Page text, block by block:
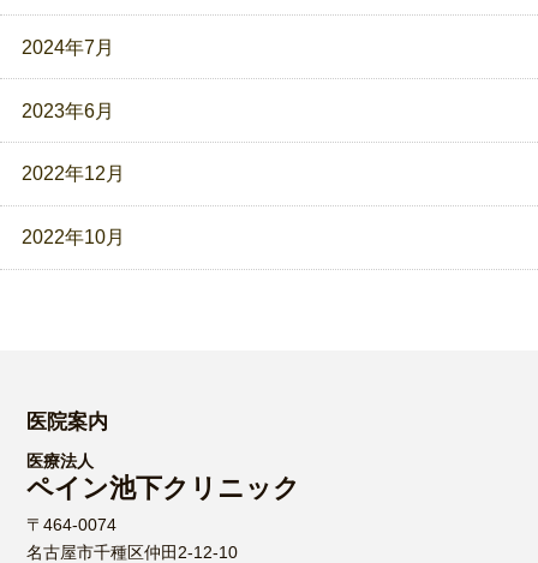
2024年7月
2023年6月
2022年12月
2022年10月
医院案内
医療法人
ペイン池下クリニック
〒464-0074
名古屋市千種区仲田2-12-10